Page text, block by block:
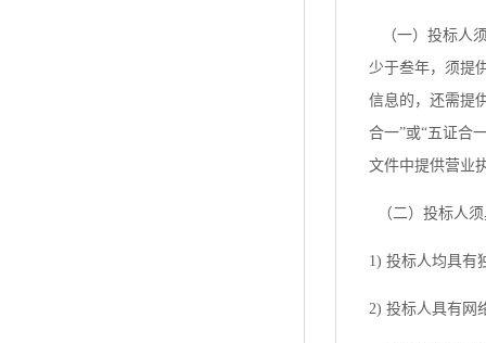
（一）投标人
少于叁年，须提
信息的，还需提
合一”或“五证合
文件中提供营业
（二）投标人
1) 投标人均具有
2) 投标人具有网